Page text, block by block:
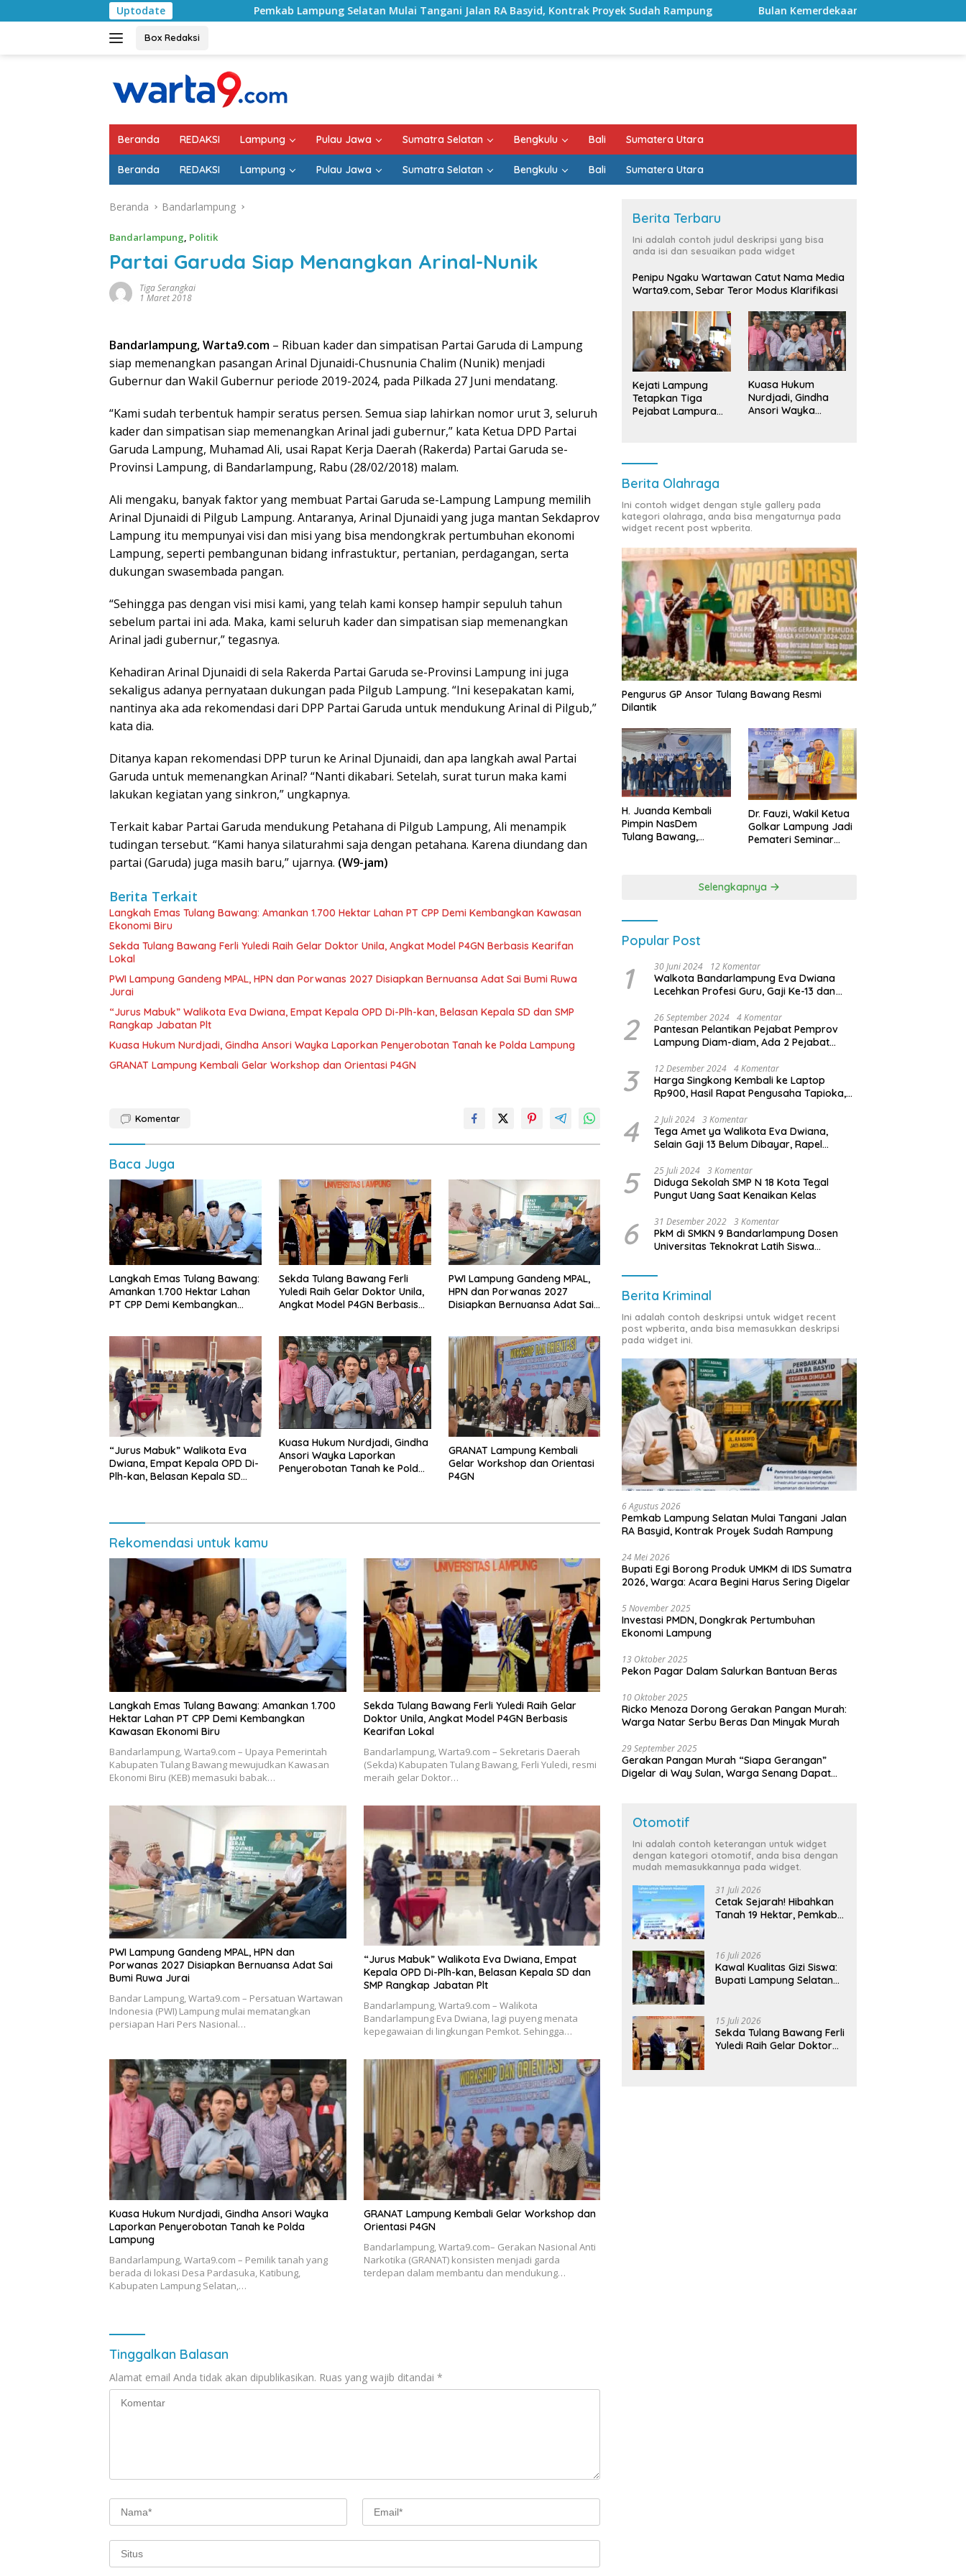
ke
UptodatePemkab Lampung Selatan Mulai Tangani Jalan RA Basyid, Kontrak Proyek Sudah Rampung Bulan Kemerdekaan, Bupati Lampung Selatan Ajak ASN
Box Redaksi
Beranda REDAKSI Lampung Pulau Jawa Sumatra Selatan Bengkulu Bali Sumatera Utara
Beranda REDAKSI Lampung Pulau Jawa Sumatra Selatan Bengkulu Bali Sumatera Utara
Beranda Bandarlampung
Bandarlampung, Politik
Partai Garuda Siap Menangkan Arinal-Nunik
Tiga Serangkai
1 Maret 2018
Bandarlampung, Warta9.com – Ribuan kader dan simpatisan Partai Garuda di Lampung
siap memenangkan pasangan Arinal Djunaidi-Chusnunia Chalim (Nunik) menjadi
Gubernur dan Wakil Gubernur periode 2019-2024, pada Pilkada 27 Juni mendatang.
“Kami sudah terbentuk hampir seratus persen. Semua siap lahirkan nomor urut 3, seluruh
kader dan simpatisan siap memenangkan Arinal jadi gubernur,” kata Ketua DPD Partai
Garuda Lampung, Muhamad Ali, usai Rapat Kerja Daerah (Rakerda) Partai Garuda se-
Provinsi Lampung, di Bandarlampung, Rabu (28/02/2018) malam.
Ali mengaku, banyak faktor yang membuat Partai Garuda se-Lampung Lampung memilih
Arinal Djunaidi di Pilgub Lampung. Antaranya, Arinal Djunaidi yang juga mantan Sekdaprov
Lampung itu mempunyai visi dan misi yang bisa mendongkrak pertumbuhan ekonomi
Lampung, seperti pembangunan bidang infrastuktur, pertanian, perdagangan, serta
dukungan swasembada pangan.
“Sehingga pas dengan visi misi kami, yang telah kami konsep hampir sepuluh tahun
sebelum partai ini ada. Maka, kami seluruh kader dan simpatisan siap memenangkan
Arinal jadi gubernur,” tegasnya.
Kehadiran Arinal Djunaidi di sela Rakerda Partai Garuda se-Provinsi Lampung ini juga
sekaligus adanya pernyataan dukungan pada Pilgub Lampung. “Ini kesepakatan kami,
nantinya aka ada rekomendasi dari DPP Partai Garuda untuk mendukung Arinal di Pilgub,”
kata dia.
Ditanya kapan rekomendasi DPP turun ke Arinal Djunaidi, dan apa langkah awal Partai
Garuda untuk memenangkan Arinal? “Nanti dikabari. Setelah, surat turun maka kami
lakukan kegiatan yang sinkron,” ungkapnya.
Terkait kabar Partai Garuda mendukung Petahana di Pilgub Lampung, Ali menampik
tudingan tersebut. “Kami hanya silaturahmi saja dengan petahana. Karena diundang dan
partai (Garuda) juga masih baru,” ujarnya. (W9-jam)
Berita Terkait
Langkah Emas Tulang Bawang: Amankan 1.700 Hektar Lahan PT CPP Demi Kembangkan Kawasan
Ekonomi Biru
Sekda Tulang Bawang Ferli Yuledi Raih Gelar Doktor Unila, Angkat Model P4GN Berbasis Kearifan
Lokal
PWI Lampung Gandeng MPAL, HPN dan Porwanas 2027 Disiapkan Bernuansa Adat Sai Bumi Ruwa
Jurai
“Jurus Mabuk” Walikota Eva Dwiana, Empat Kepala OPD Di-Plh-kan, Belasan Kepala SD dan SMP
Rangkap Jabatan Plt
Kuasa Hukum Nurdjadi, Gindha Ansori Wayka Laporkan Penyerobotan Tanah ke Polda Lampung
GRANAT Lampung Kembali Gelar Workshop dan Orientasi P4GN
Komentar
Baca Juga
Langkah Emas Tulang Bawang:
Amankan 1.700 Hektar Lahan
PT CPP Demi Kembangkan
Sekda Tulang Bawang Ferli
Yuledi Raih Gelar Doktor Unila,
Angkat Model P4GN Berbasis
PWI Lampung Gandeng MPAL,
HPN dan Porwanas 2027
Disiapkan Bernuansa Adat Sai
“Jurus Mabuk” Walikota Eva
Dwiana, Empat Kepala OPD Di-
Plh-kan, Belasan Kepala SD
Kuasa Hukum Nurdjadi, Gindha
Ansori Wayka Laporkan
Penyerobotan Tanah ke Polda
GRANAT Lampung Kembali
Gelar Workshop dan Orientasi
P4GN
Rekomendasi untuk kamu
Langkah Emas Tulang Bawang: Amankan 1.700
Hektar Lahan PT CPP Demi Kembangkan
Kawasan Ekonomi Biru
Bandarlampung, Warta9.com – Upaya Pemerintah
Kabupaten Tulang Bawang mewujudkan Kawasan
Ekonomi Biru (KEB) memasuki babak…
Sekda Tulang Bawang Ferli Yuledi Raih Gelar
Doktor Unila, Angkat Model P4GN Berbasis
Kearifan Lokal
Bandarlampung, Warta9.com – Sekretaris Daerah
(Sekda) Kabupaten Tulang Bawang, Ferli Yuledi, resmi
meraih gelar Doktor…
PWI Lampung Gandeng MPAL, HPN dan
Porwanas 2027 Disiapkan Bernuansa Adat Sai
Bumi Ruwa Jurai
Bandar Lampung, Warta9.com – Persatuan Wartawan
Indonesia (PWI) Lampung mulai mematangkan
persiapan Hari Pers Nasional…
“Jurus Mabuk” Walikota Eva Dwiana, Empat
Kepala OPD Di-Plh-kan, Belasan Kepala SD dan
SMP Rangkap Jabatan Plt
Bandarlampung, Warta9.com – Walikota
Bandarlampung Eva Dwiana, lagi puyeng menata
kepegawaian di lingkungan Pemkot. Sehingga…
Kuasa Hukum Nurdjadi, Gindha Ansori Wayka
Laporkan Penyerobotan Tanah ke Polda
Lampung
Bandarlampung, Warta9.com – Pemilik tanah yang
berada di lokasi Desa Pardasuka, Katibung,
Kabupaten Lampung Selatan,…
GRANAT Lampung Kembali Gelar Workshop dan
Orientasi P4GN
Bandarlampung, Warta9.com– Gerakan Nasional Anti
Narkotika (GRANAT) konsisten menjadi garda
terdepan dalam membantu dan mendukung…
Tinggalkan Balasan
Alamat email Anda tidak akan dipublikasikan. Ruas yang wajib ditandai *
Berita Terbaru
Ini adalah contoh judul deskripsi yang bisa
anda isi dan sesuaikan pada widget
Penipu Ngaku Wartawan Catut Nama Media
Warta9.com, Sebar Teror Modus Klarifikasi
Kejati Lampung
Tetapkan Tiga
Pejabat Lampura
Kuasa Hukum
Nurdjadi, Gindha
Ansori Wayka
Berita Olahraga
Ini contoh widget dengan style gallery pada
kategori olahraga, anda bisa mengaturnya pada
widget recent post wpberita.
Pengurus GP Ansor Tulang Bawang Resmi
Dilantik
H. Juanda Kembali
Pimpin NasDem
Tulang Bawang,
Dr. Fauzi, Wakil Ketua
Golkar Lampung Jadi
Pemateri Seminar
Kebangsaan
Selengkapnya
Popular Post
1 30 Juni 2024 12 Komentar
Walkota Bandarlampung Eva Dwiana
Lecehkan Profesi Guru, Gaji Ke-13 dan
2 26 September 2024 4 Komentar
Pantesan Pelantikan Pejabat Pemprov
Lampung Diam-diam, Ada 2 Pejabat
3 12 Desember 2024 4 Komentar
Harga Singkong Kembali ke Laptop
Rp900, Hasil Rapat Pengusaha Tapioka,
Lampung
4 2 Juli 2024 3 Komentar
Tega Amet ya Walikota Eva Dwiana,
Selain Gaji 13 Belum Dibayar, Rapel
Dibayar
5 25 Juli 2024 3 Komentar
Diduga Sekolah SMP N 18 Kota Tegal
Pungut Uang Saat Kenaikan Kelas
6 31 Desember 2022 3 Komentar
PkM di SMKN 9 Bandarlampung Dosen
Universitas Teknokrat Latih Siswa
Berita Kriminal
Ini adalah contoh deskripsi untuk widget recent
post wpberita, anda bisa memasukkan deskripsi
pada widget ini.
6 Agustus 2026
Pemkab Lampung Selatan Mulai Tangani Jalan
RA Basyid, Kontrak Proyek Sudah Rampung
24 Mei 2026
Bupati Egi Borong Produk UMKM di IDS Sumatra
2026, Warga: Acara Begini Harus Sering Digelar
5 November 2025
Investasi PMDN, Dongkrak Pertumbuhan
Ekonomi Lampung
13 Oktober 2025
Pekon Pagar Dalam Salurkan Bantuan Beras
10 Oktober 2025
Ricko Menoza Dorong Gerakan Pangan Murah:
Warga Natar Serbu Beras Dan Minyak Murah
29 September 2025
Gerakan Pangan Murah “Siapa Gerangan”
Digelar di Way Sulan, Warga Senang Dapat
Otomotif
Ini adalah contoh keterangan untuk widget
dengan kategori otomotif, anda bisa dengan
mudah memasukkannya pada widget.
31 Juli 2026
Cetak Sejarah! Hibahkan
Tanah 19 Hektar, Pemkab
Terintegrasi Pertama di
Lampung
16 Juli 2026
Kawal Kualitas Gizi Siswa:
Bupati Lampung Selatan
Bergizi Gratis di Natar
15 Juli 2026
Sekda Tulang Bawang Ferli
Yuledi Raih Gelar Doktor